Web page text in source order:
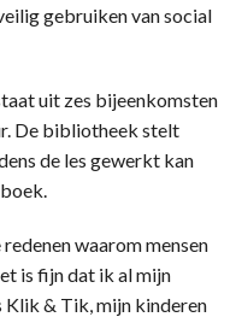
gebruiken van social
uit zes bijeenkomsten
De bibliotheek stelt
de les gewerkt kan
redenen waarom mensen
is fijn dat ik al mijn
Klik & Tik, mijn kinderen